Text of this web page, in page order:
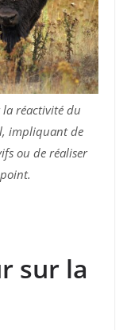
réactivité du
impliquant de
ou de réaliser
sur la